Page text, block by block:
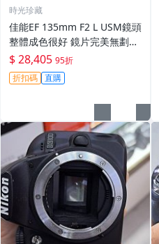
時光珍藏
佳能EF 135mm F2 L USM鏡頭
整體成色很好 鏡片完美無劃痕
功能一切正常 無拆修無-3430
$ 28,405 95折
折扣碼 直購